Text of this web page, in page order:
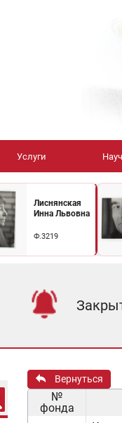
Услуги
Лиснянская
Инна Львовна
Ф.3219
Вернуться
№
фонда